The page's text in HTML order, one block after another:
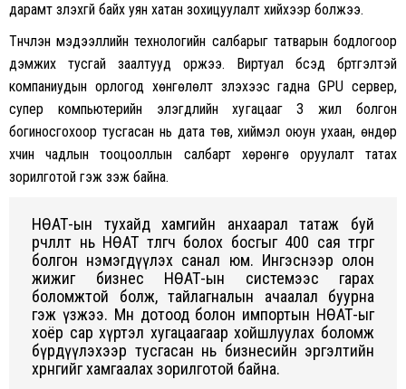
дарамт үзүүлэхгүй байх уян хатан зохицуулалт хийхээр болжээ.
Түүнчлэн мэдээллийн технологийн салбарыг татварын бодлогоор
дэмжих тусгай заалтууд оржээ. Виртуал бүсэд бүртгэлтэй
компаниудын орлогод хөнгөлөлт үзүүлэхээс гадна GPU сервер,
супер компьютерийн элэгдлийн хугацааг 3 жил болгон
богиносгохоор тусгасан нь дата төв, хиймэл оюун ухаан, өндөр
хүчин чадлын тооцооллын салбарт хөрөнгө оруулалт татах
зорилготой гэж үзэж байна.
НӨАТ-ын тухайд хамгийн анхаарал татаж буй
өөрчлөлт нь НӨАТ төлөгч болох босгыг 400 сая төгрөг
болгон нэмэгдүүлэх санал юм. Ингэснээр олон
жижиг бизнес НӨАТ-ын системээс гарах
боломжтой болж, тайлагналын ачаалал буурна
гэж үзжээ. Мөн дотоод болон импортын НӨАТ-ыг
хоёр сар хүртэл хугацаагаар хойшлуулах боломж
бүрдүүлэхээр тусгасан нь бизнесийн эргэлтийн
хөрөнгийг хамгаалах зорилготой байна.